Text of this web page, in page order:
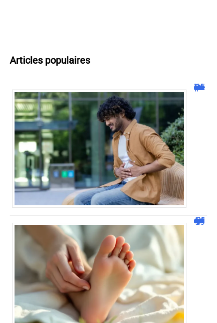
Articles populaires
Rot qui sent l’œuf pourri et mal de ventre : causes et remèdes
Pied gauche qui gratte : signification spirituelle